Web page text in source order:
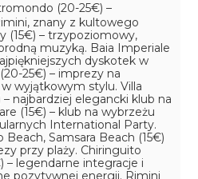
(20-25€) –
znany z kultowego
(15€) – trzypoziomowy,
muzyką. Baia Imperiale
dyskotek w
25€) – imprezy na
wyjątkowym stylu. Villa
najbardziej elegancki klub na
(15€) – klub na wybrzeżu
International Party.
Beach, Samsara Beach (15€)
przy plaży. Chiringuito
– legendarne integracje i
pozytywnej energii. Rimini